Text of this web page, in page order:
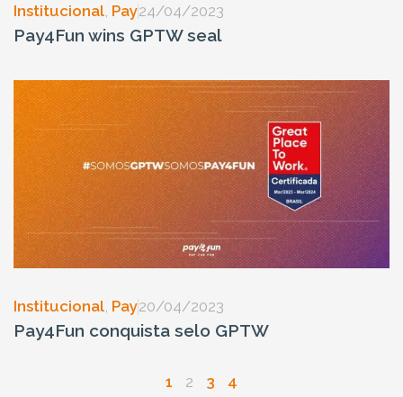
Institucional Pay24/04/2023
Pay4Fun wins GPTW seal
Institucional, Pay20/04/2023
Pay4Fun conquista selo GPTW
1 2 3 4